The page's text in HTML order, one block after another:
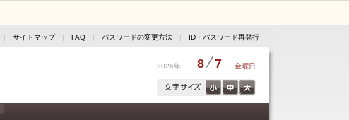
| サイトマップ| FAQ | パスワードの変更方法 | ID・パスワード再発行
2026年 8 7 金曜日